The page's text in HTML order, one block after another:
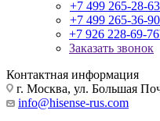
+7 499 265-28-63
+7 499 265-36-90
+7 926 228-69-76
Заказать звонок
Контактная информация
г. Москва, ул. Большая
info@hisense-rus.com